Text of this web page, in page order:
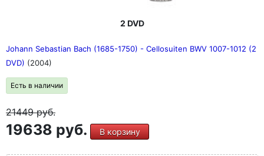
2 DVD
Johann Sebastian Bach (1685-1750) - Cellosuiten BWV 1007-1012 (2
DVD) (2004)
Есть в наличии
21449руб.
19638 руб. В корзину